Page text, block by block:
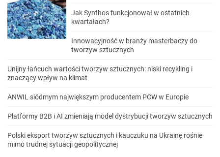
Jak Synthos funkcjonował w ostatnich
kwartałach?
Innowacyjność w branży masterbaczy do
tworzyw sztucznych
Unijny łańcuch wartości tworzyw sztucznych: niski recykling i
znaczący wpływ na klimat
ANWIL siódmym największym producentem PCW w Europie
Platformy B2B i AI zmieniają model dystrybucji tworzyw sztucznych
Polski eksport tworzyw sztucznych i kauczuku na Ukrainę rośnie
mimo trudnej sytuacji geopolitycznej